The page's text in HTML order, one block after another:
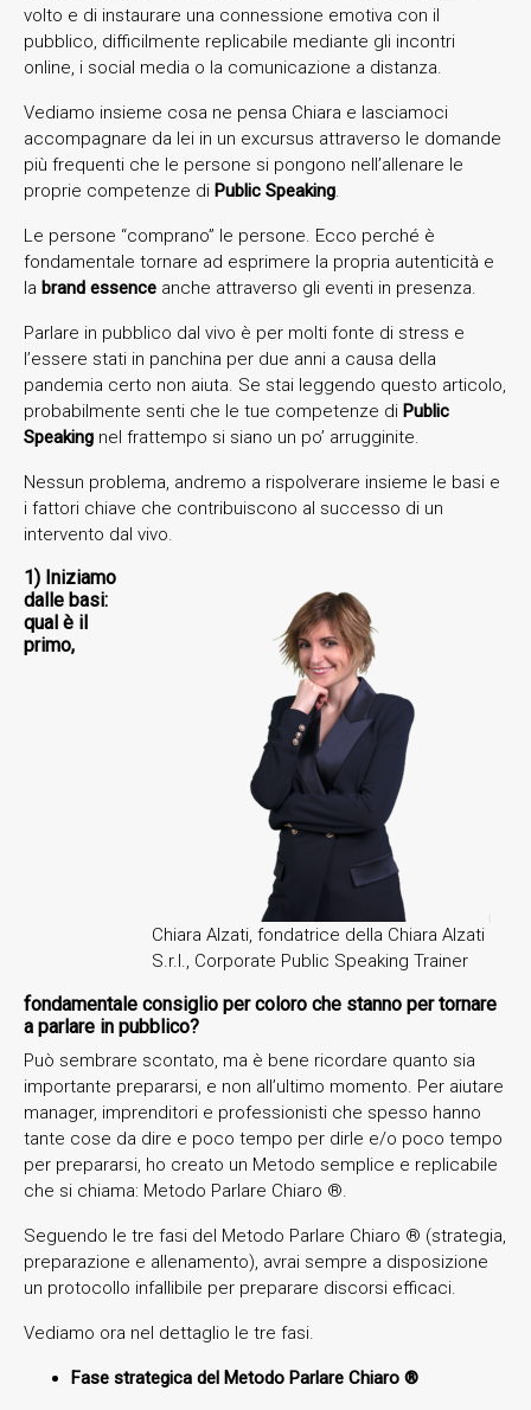
volto e di instaurare una connessione emotiva con il
pubblico, difficilmente replicabile mediante gli incontri
online, i social media o la comunicazione a distanza.
Vediamo insieme cosa ne pensa Chiara e lasciamoci
accompagnare da lei in un excursus attraverso le domande
più frequenti che le persone si pongono nell’allenare le
proprie competenze di Public Speaking.
Le persone “comprano” le persone. Ecco perché è
fondamentale tornare ad esprimere la propria autenticità e
la brand essence anche attraverso gli eventi in presenza.
Parlare in pubblico dal vivo è per molti fonte di stress e
l’essere stati in panchina per due anni a causa della
pandemia certo non aiuta. Se stai leggendo questo articolo,
probabilmente senti che le tue competenze di Public
Speaking nel frattempo si siano un po’ arrugginite.
Nessun problema, andremo a rispolverare insieme le basi e
i fattori chiave che contribuiscono al successo di un
intervento dal vivo.
Chiara Alzati, fondatrice della Chiara Alzati
S.r.l., Corporate Public Speaking Trainer
1) Iniziamo
dalle basi:
qual è il
primo,
fondamentale consiglio per coloro che stanno per tornare
a parlare in pubblico?
Può sembrare scontato, ma è bene ricordare quanto sia
importante prepararsi, e non all’ultimo momento. Per aiutare
manager, imprenditori e professionisti che spesso hanno
tante cose da dire e poco tempo per dirle e/o poco tempo
per prepararsi, ho creato un Metodo semplice e replicabile
che si chiama: Metodo Parlare Chiaro ®️.
Seguendo le tre fasi del Metodo Parlare Chiaro ®️ (strategia,
preparazione e allenamento), avrai sempre a disposizione
un protocollo infallibile per preparare discorsi efficaci.
Vediamo ora nel dettaglio le tre fasi.
Fase strategica del Metodo Parlare Chiaro ®️